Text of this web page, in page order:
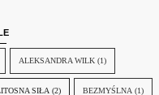
ALEKSANDRA WILK (1)
SIŁA (2) BEZMYŚLNA (1)